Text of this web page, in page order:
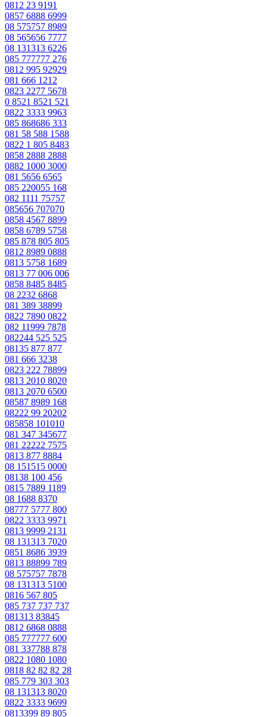
0812 23 9191
0857 6888 6999
08 575757 8989
08 565656 7777
08 131313 6226
085 777777 276
0812 995 92929
081 666 1212
0823 2277 5678
0 8521 8521 521
0822 3333 9963
085 868686 333
081 58 588 1588
0822 1 805 8483
0858 2888 2888
0882 1000 3000
081 5656 6565
085 220055 168
082 1111 75757
085656 707070
0858 4567 8899
0858 6789 5758
085 878 805 805
0812 8989 0888
0813 5758 1689
0813 77 006 006
0858 8485 8485
08 2232 6868
081 389 38899
0822 7890 0822
082 11999 7878
082244 525 525
08135 877 877
081 666 3238
0823 222 78899
0813 2010 8020
0813 2070 6500
08587 8989 168
08222 99 20202
085858 101010
081 347 345677
081 22222 7575
0813 877 8884
08 151515 0000
08138 100 456
0815 7889 1189
08 1688 8370
08777 5777 800
0822 3333 9971
0813 9999 2131
08 131313 7020
0851 8686 3939
0813 88899 789
08 575757 7878
08 131313 5100
0816 567 805
085 737 737 737
081313 83845
0812 6868 0888
085 777777 600
081 337788 878
0822 1080 1080
0818 82 82 82 28
085 779 303 303
08 131313 8020
0822 3333 9699
0813399 89 805